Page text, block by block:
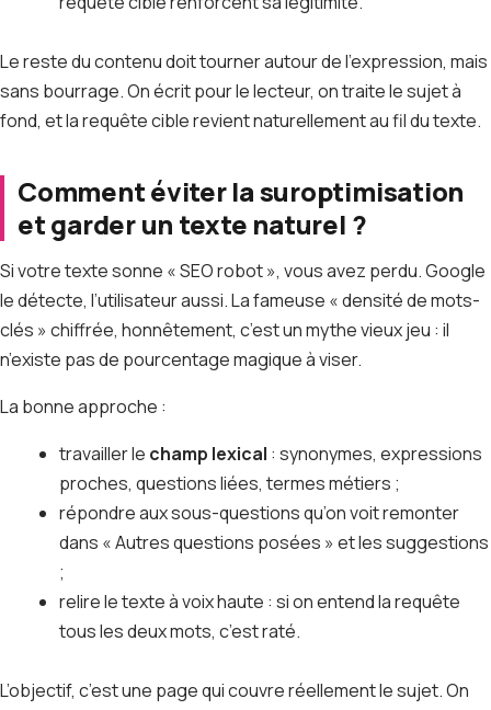
Le reste du contenu doit tourner autour de l’expression, mais
sans bourrage. On écrit pour le lecteur, on traite le sujet à
fond, et la requête cible revient naturellement au fil du texte.
Comment éviter la suroptimisation
et garder un texte naturel ?
Si votre texte sonne « SEO robot », vous avez perdu. Google
le détecte, l’utilisateur aussi. La fameuse « densité de mots-
clés » chiffrée, honnêtement, c’est un mythe vieux jeu : il
n’existe pas de pourcentage magique à viser.
La bonne approche :
travailler le champ lexical : synonymes, expressions
proches, questions liées, termes métiers ;
répondre aux sous-questions qu’on voit remonter
dans « Autres questions posées » et les suggestions
;
relire le texte à voix haute : si on entend la requête
tous les deux mots, c’est raté.
L’objectif, c’est une page qui couvre réellement le sujet. On